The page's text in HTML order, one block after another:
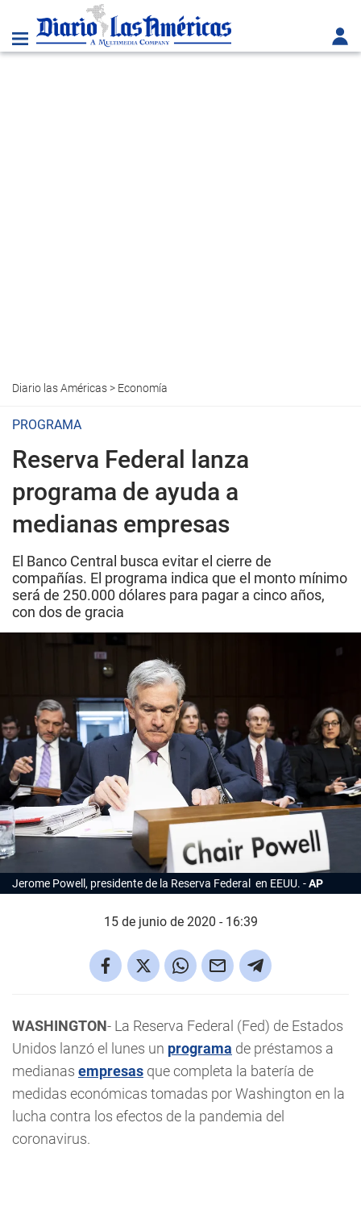
Diario las Américas> Economía
PROGRAMA
Reserva Federal lanza
programa de ayuda a
medianas empresas
El Banco Central busca evitar el cierre de
compañías. El programa indica que el monto mínimo
será de 250.000 dólares para pagar a cinco años,
con dos de gracia
Jerome Powell, presidente de la Reserva Federal en EEUU. AP
15 de junio de 2020 - 16:39
WASHINGTON- La Reserva Federal (Fed) de Estados
Unidos lanzó el lunes un programa de préstamos a
medianas empresas que completa la batería de
medidas económicas tomadas por Washington en la
lucha contra los efectos de la pandemia del
coronavirus.